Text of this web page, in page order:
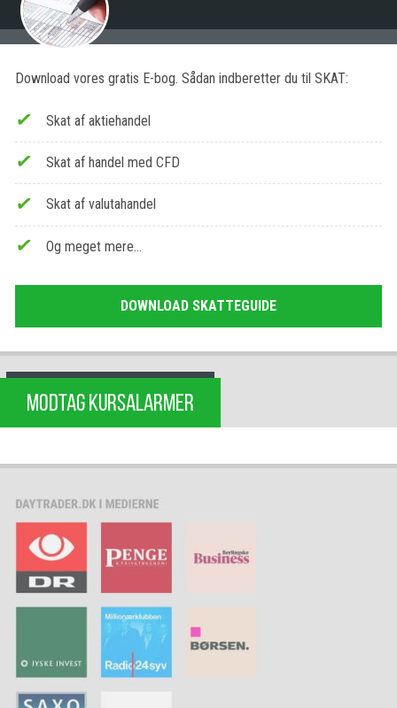
Download vores gratis E-bog. Sådan indberetter du til SKAT:
Skat af aktiehandel
Skat af handel med CFD
Skat af valutahandel
Og meget mere…
DOWNLOAD SKATTEGUIDE
MODTAG KURSALARMER